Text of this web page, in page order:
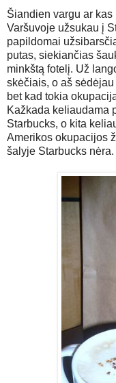
Šiandien vargu ar
Varšuvoje užsukau į
papildomai
putas, siekiančias
minkštą fotelį. Už
skėčiais, o aš
bet kad tokia
Kažkada keliaudama
Starbucks, o kita
Amerikos okupacijos
šalyje Starbucks nėra.